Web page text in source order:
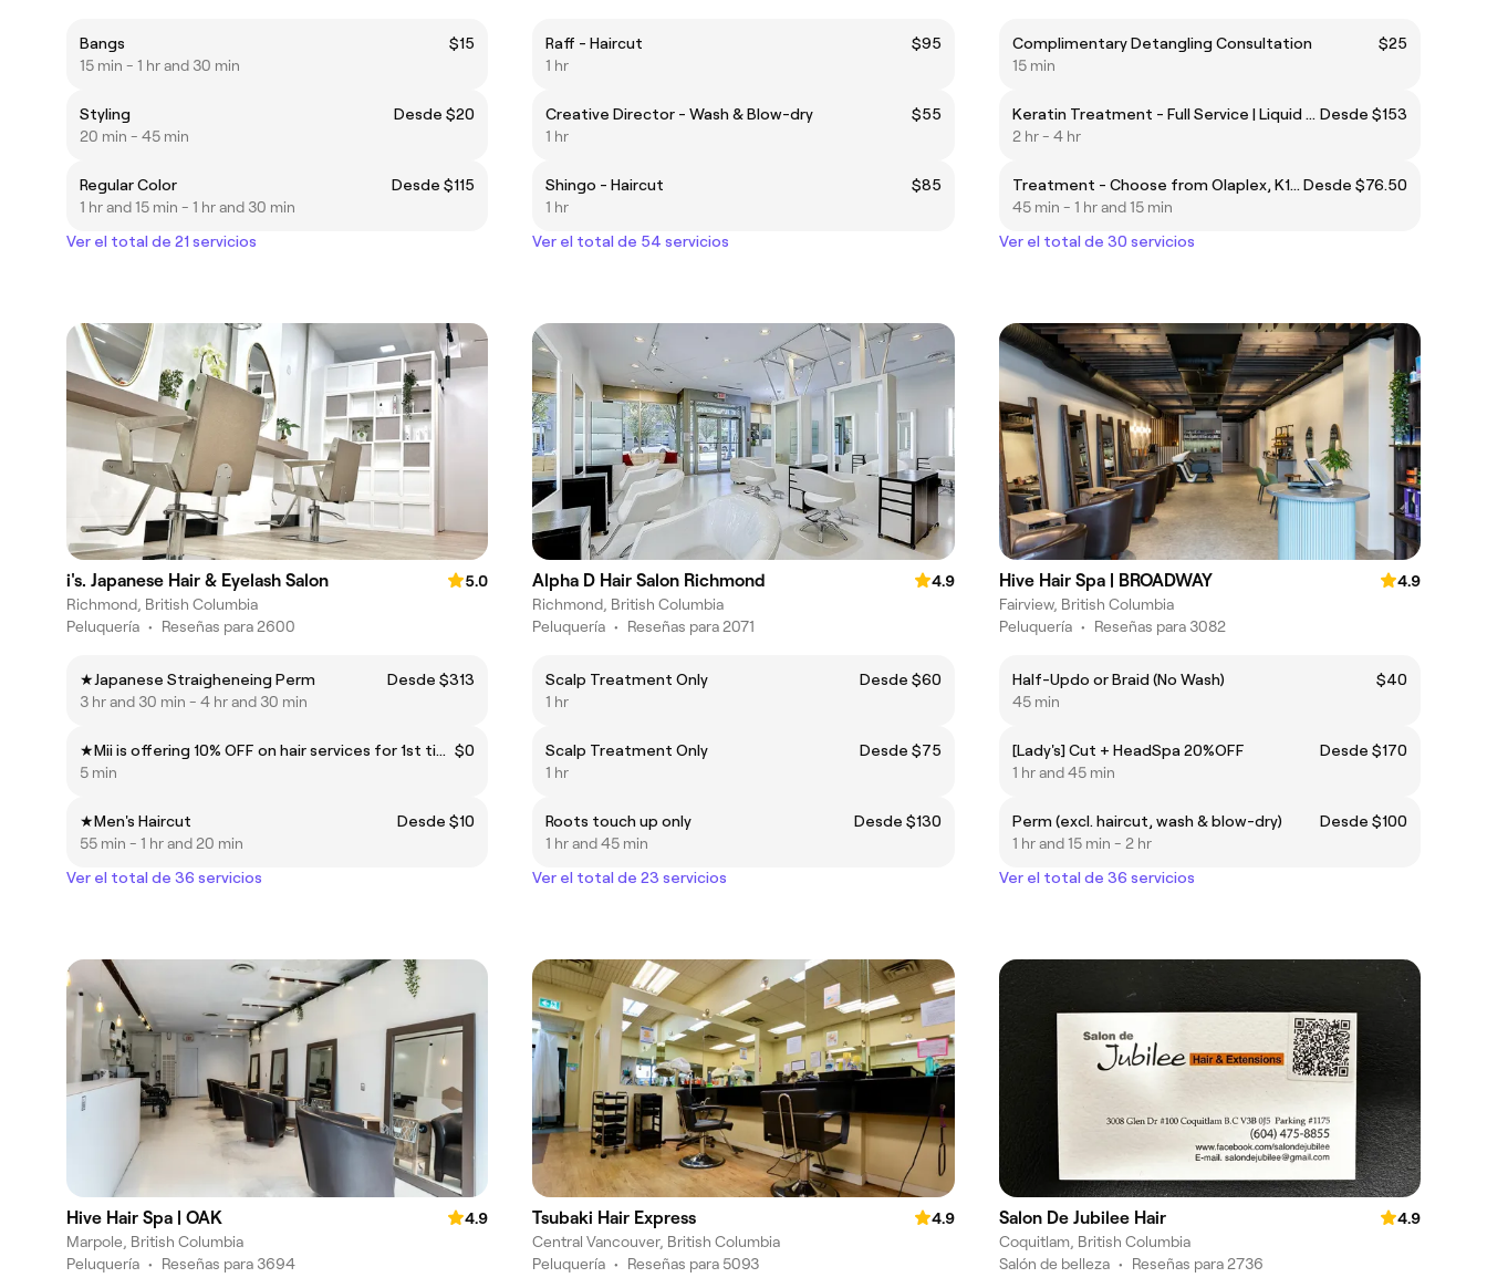
Bangs
$15
15 min - 1 hr and 30 min
Styling
Desde $20
20 min - 45 min
Regular Color
Desde $115
1 hr and 15 min - 1 hr and 30 min
Ver el total de 21 servicios
Raff - Haircut
$95
1 hr
Creative Director - Wash & Blow-dry
$55
1 hr
Shingo - Haircut
$85
1 hr
Ver el total de 54 servicios
Complimentary Detangling Consultation
$25
15 min
Keratin Treatment - Full Service | Liquid Keratin Desde $153
2 hr - 4 hr
Treatment - Choose from Olaplex, K18, Conditioner, or Detoxifying Treatments Desde $76.50
45 min - 1 hr and 15 min
Ver el total de 30 servicios
i's. Japanese Hair & Eyelash Salon
5.0
Richmond, British Columbia
Peluquería • Reseñas para 2600
★Japanese Straigheneing Perm
Desde $313
3 hr and 30 min - 4 hr and 30 min
★Mii is offering 10% OFF on hair services for 1st time visitors $0
5 min
★Men's Haircut
Desde $10
55 min - 1 hr and 20 min
Ver el total de 36 servicios
Alpha D Hair Salon Richmond
4.9
Richmond, British Columbia
Peluquería • Reseñas para 2071
Scalp Treatment Only
Desde $60
1 hr
Scalp Treatment Only
Desde $75
1 hr
Roots touch up only
Desde $130
1 hr and 45 min
Ver el total de 23 servicios
Hive Hair Spa | BROADWAY
4.9
Fairview, British Columbia
Peluquería • Reseñas para 3082
Half-Updo or Braid (No Wash)
$40
45 min
[Lady's] Cut + HeadSpa 20%OFF
Desde $170
1 hr and 45 min
Perm (excl. haircut, wash & blow-dry)
Desde $100
1 hr and 15 min - 2 hr
Ver el total de 36 servicios
Hive Hair Spa | OAK
4.9
Marpole, British Columbia
Peluquería • Reseñas para 3694
Tsubaki Hair Express
4.9
Central Vancouver, British Columbia
Peluquería • Reseñas para 5093
Salon De Jubilee Hair
4.9
Coquitlam, British Columbia
Salón de belleza • Reseñas para 2736